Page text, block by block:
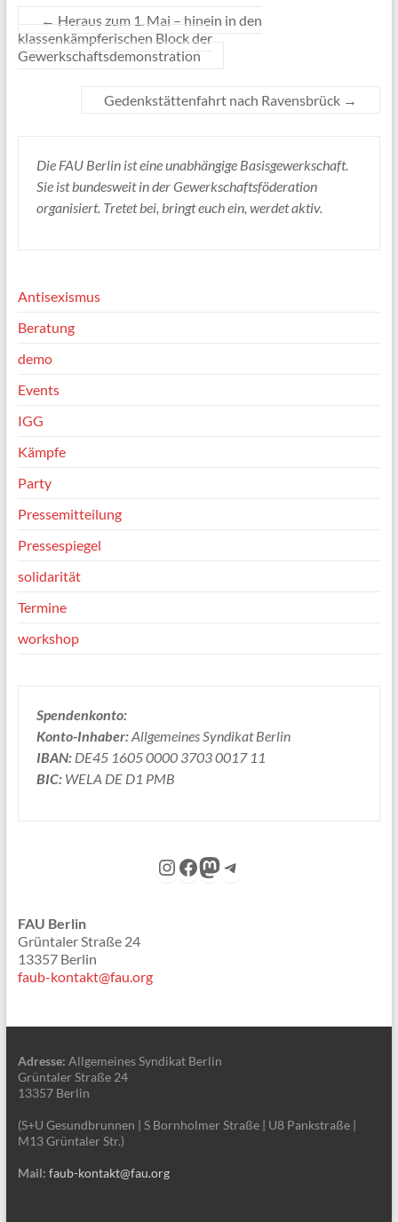
← Heraus zum 1. Mai – hinein in den
klassenkämpferischen Block der
Gewerkschaftsdemonstration
Gedenkstättenfahrt nach Ravensbrück →
Die FAU Berlin ist eine unabhängige Basisgewerkschaft.
Sie ist bundesweit in der Gewerkschaftsföderation
organisiert. Tretet bei, bringt euch ein, werdet aktiv.
Antisexismus
Beratung
demo
Events
IGG
Kämpfe
Party
Pressemitteilung
Pressespiegel
solidarität
Termine
workshop
Spendenkonto:
Konto-Inhaber:Allgemeines Syndikat Berlin
IBAN:DE45 1605 0000 3703 0017 11
BIC:WELA DE D1 PMB
Instagram
Facebook
Mastodon
Telegram
FAU Berlin
Grüntaler Straße 24
13357 Berlin
faub-kontakt@fau.org
Adresse: Allgemeines Syndikat Berlin
Grüntaler Straße 24
13357 Berlin
(S+U Gesundbrunnen | S Bornholmer Straße | U8 Pankstraße |
M13 Grüntaler Str.)
Mail: faub-kontakt@fau.org